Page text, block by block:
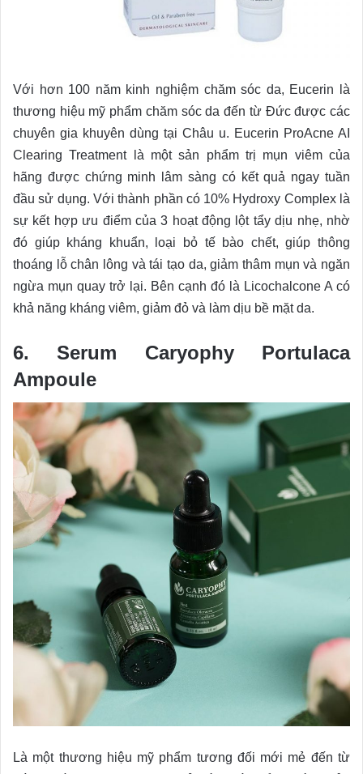
Với hơn 100 năm kinh nghiệm chăm sóc da, Eucerin là
thương hiệu mỹ phẩm chăm sóc da đến từ Đức được các
chuyên gia khuyên dùng tại Châu u. Eucerin ProAcne AI
Clearing Treatment là một sản phẩm trị mụn viêm của
hãng được chứng minh lâm sàng có kết quả ngay tuần
đầu sử dụng. Với thành phần có 10% Hydroxy Complex là
sự kết hợp ưu điểm của 3 hoạt động lột tẩy dịu nhẹ, nhờ
đó giúp kháng khuẩn, loại bỏ tế bào chết, giúp thông
thoáng lỗ chân lông và tái tạo da, giảm thâm mụn và ngăn
ngừa mụn quay trở lại. Bên cạnh đó là Licochalcone A có
khả năng kháng viêm, giảm đỏ và làm dịu bề mặt da.
6. Serum Caryophy Portulaca
Ampoule
Là một thương hiệu mỹ phẩm tương đối mới mẻ đến từ